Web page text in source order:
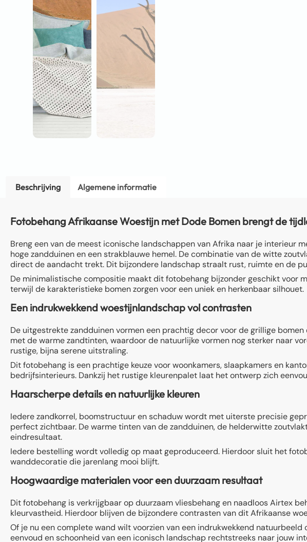
Beschrijving Algemene informatie
Fotobehang Afrikaanse Woestijn met Dode Bomen brengt de
Breng een van de meest iconische landschappen van Afrika naar je interieur
hoge zandduinen en een strakblauwe hemel. De combinatie van de witte
direct de aandacht trekt. Dit bijzondere landschap straalt rust, ruimte en de
De minimalistische compositie maakt dit fotobehang bijzonder geschikt voor
terwijl de karakteristieke bomen zorgen voor een uniek en herkenbaar silhouet.
Een indrukwekkend woestijnlandschap vol contrasten
De uitgestrekte zandduinen vormen een prachtig decor voor de grillige
met de warme zandtinten, waardoor de natuurlijke vormen nog sterker naar
rustige, bijna serene uitstraling.
Dit fotobehang is een prachtige keuze voor woonkamers, slaapkamers en
bedrijfsinterieurs. Dankzij het rustige kleurenpalet laat het ontwerp zich
Haarscherpe details en natuurlijke kleuren
Iedere zandkorrel, boomstructuur en schaduw wordt met uiterste precisie
perfect zichtbaar. De warme tinten van de zandduinen, de helderwitte
eindresultaat.
Iedere bestelling wordt volledig op maat geproduceerd. Hierdoor sluit het
wanddecoratie die jarenlang mooi blijft.
Hoogwaardige materialen voor een duurzaam resultaat
Dit fotobehang is verkrijgbaar op duurzaam vliesbehang en naadloos Airtex
kleurvastheid. Hierdoor blijven de bijzondere contrasten van dit Afrikaanse
Of je nu een complete wand wilt voorzien van een indrukwekkend
eenvoud en schoonheid van een iconisch landschap rechtstreeks naar jouw